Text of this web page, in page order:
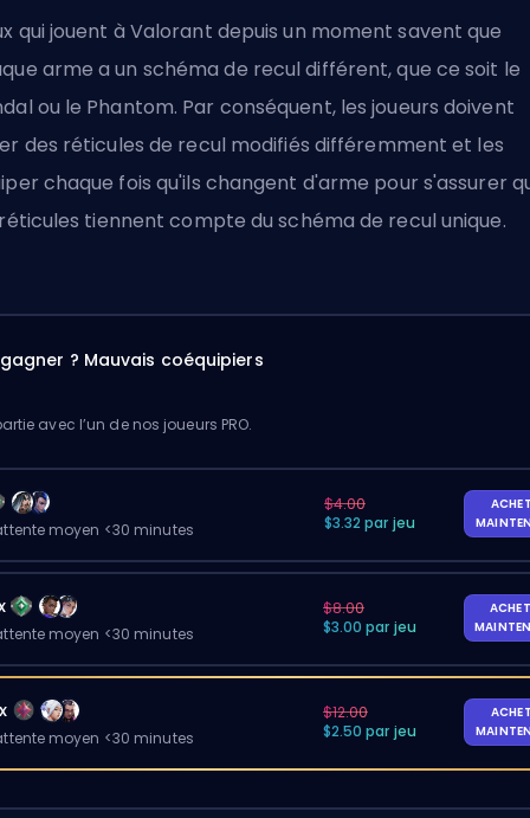
qui jouent à Valorant depuis un moment savent que
arme a un schéma de recul différent, que ce soit le
ou le Phantom. Par conséquent, les joueurs doivent
des réticules de recul modifiés différemment et les
chaque fois qu'ils changent d'arme pour s'assurer
tiennent compte du schéma de recul unique.
? Mauvais coéquipiers
avec l’un de nos joueurs PRO.
moyen <30 minutes
$4.00
$3.32 par jeu
moyen <30 minutes
$8.00
$3.00 par jeu
moyen <30 minutes
$12.00
$2.50 par jeu